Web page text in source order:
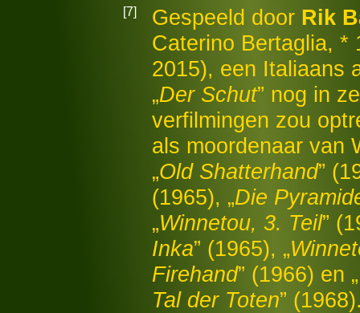
[7] Gespeeld door Rik
Caterino Bertaglia, *
2015), een Italiaans
„Der Schut” nog in
verfilmingen zou
als moordenaar van
„Old Shatterhand”
(1965), „Die
„Winnetou, 3. Teil”
Inka” (1965), „
Firehand” (1966) en „
Tal der Toten”